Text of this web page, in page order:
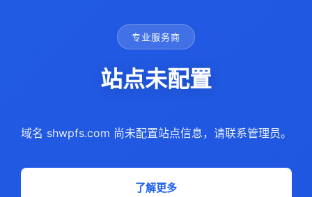
专业服务商
站点未配置
域名 shwpfs.com 尚未配置站点信息，请联系管理员。
了解更多